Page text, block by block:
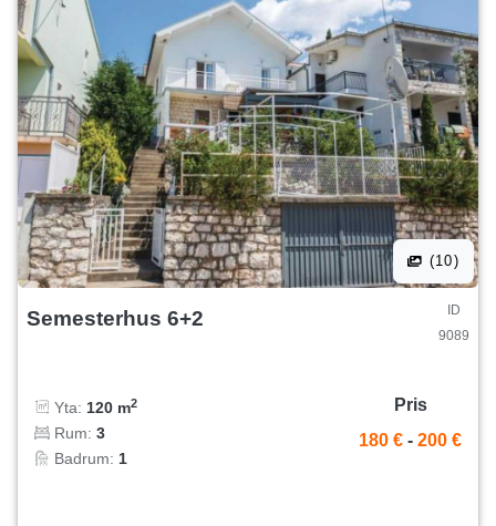
(10)
Semesterhus 6+2
ID
9089
Yta: 120 m2
Rum: 3
Badrum: 1
Pris
180 € - 200 €